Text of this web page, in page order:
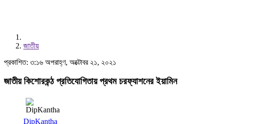
জাতীয়
প্রকাশিত: ৩:১৬ অপরাহ্ণ, অক্টোবর ২১, ২০২১
জাতীয় কিশোরকন্ঠ প্রতিযোগিতায় প্রথম চরফ্যাশনের ইয়ামিন
DipKantha